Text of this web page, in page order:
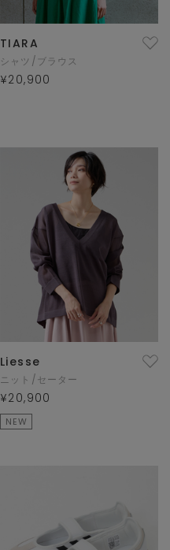
TIARA
シャツ/ブラウス
¥20,900
Liesse
ニット/セーター
¥20,900
NEW